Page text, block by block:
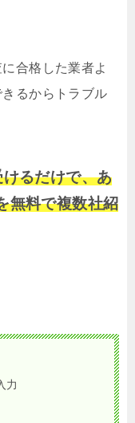
合格した業者よ
るからトラブル
るだけで、あ
無料で複数社紹
力